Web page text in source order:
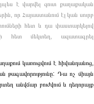
է վարվել զուտ քաղաքական
որ Հայաստանում էլ կան սուրբ
հետ և դա փաստարկելով
հետ մեկտեղ, ազատագրել
կառուցվում է հիվանդանոց,
թագավորությունը: Դա ոչ միայն
անվճար բուժվում և դեղորայք